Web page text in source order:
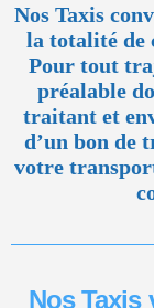
Nos Taxis
la totalité de
Pour tout
préalable
traitant et
d’un bon de
votre
Nos Taxis